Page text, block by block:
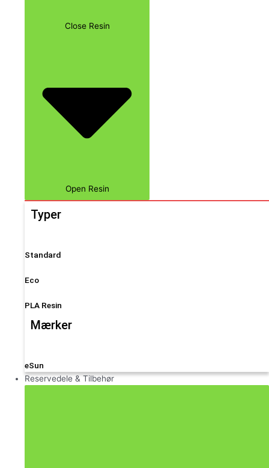
Close Resin
Open Resin
Typer
Standard
Eco
PLA Resin
Mærker
eSun
Reservedele & Tilbehør